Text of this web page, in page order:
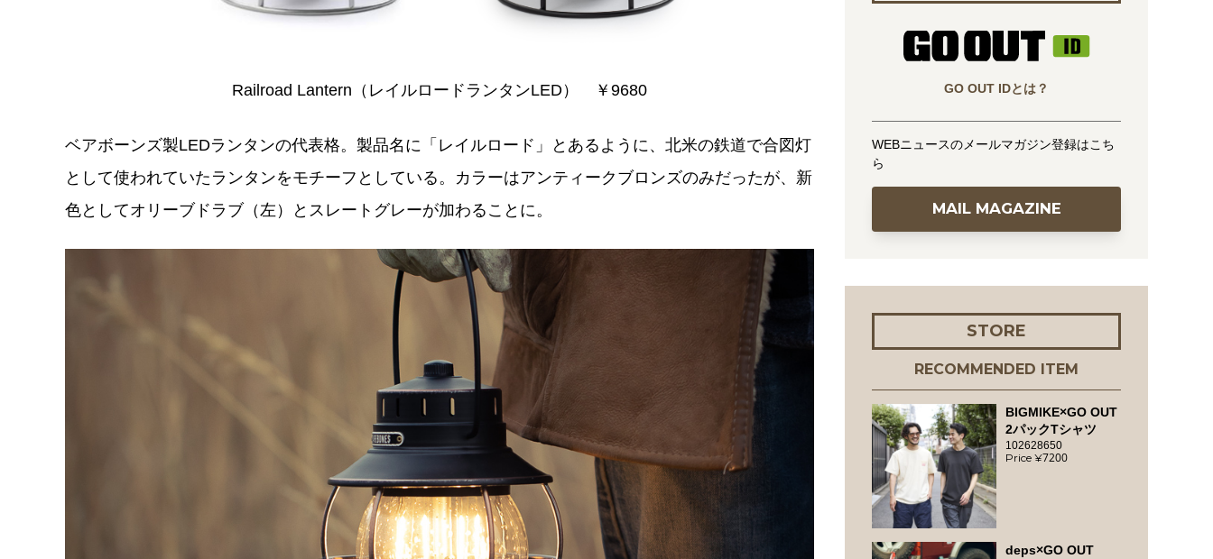
Railroad Lantern（レイルロードランタンLED） ￥9680
ベアボーンズ製LEDランタンの代表格。製品名に「レイルロード」とあるように、北米の鉄道で合図灯
として使われていたランタンをモチーフとしている。カラーはアンティークブロンズのみだったが、新
色としてオリーブドラブ（左）とスレートグレーが加わることに。
GO OUT IDとは？
WEBニュースのメールマガジン登録はこち
ら
MAIL MAGAZINE
STORE
RECOMMENDED ITEM
BIGMIKE×GO OUT
2パックTシャツ
102628650
7200
deps×GO OUT